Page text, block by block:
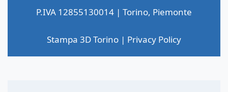
P.IVA 12855130014 | Torino, Piemonte
Stampa 3D Torino | Privacy Policy